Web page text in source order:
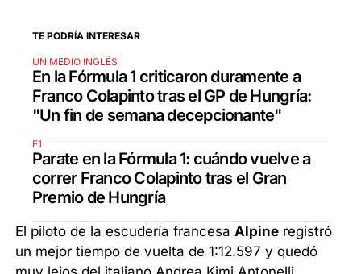
TE PODRÍA INTERESAR
UN MEDIO INGLÉS
En la Fórmula 1 criticaron duramente a
Franco Colapinto tras el GP de Hungría:
"Un fin de semana decepcionante"
F1
Parate en la Fórmula 1: cuándo vuelve a
correr Franco Colapinto tras el Gran
Premio de Hungría
El piloto de la escudería francesaAlpine registró
un mejor tiempo de vuelta de 1:12.597 y quedó